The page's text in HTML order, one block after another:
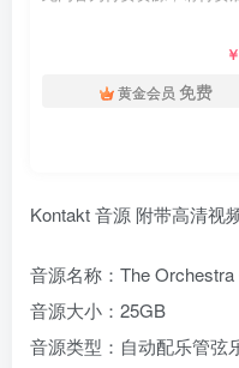
￥
黄金会员 免费
Kontakt 音源 附带高
音源名称：The
音源大小：25GB
音源类型：自动配乐管弦